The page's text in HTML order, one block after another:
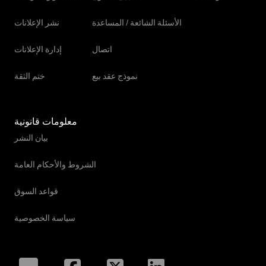
مركبة الشحن
نشر الإعلانات
إدارة الإعلانات
ختم الثقة
الأسئلة الشائعة / المساعدة
اتصال
نموذج عقد بيع
معلومات قانونية
بيان النشر
الشروط والأحكام العامة
قواعد السوق
سياسة الخصوصية